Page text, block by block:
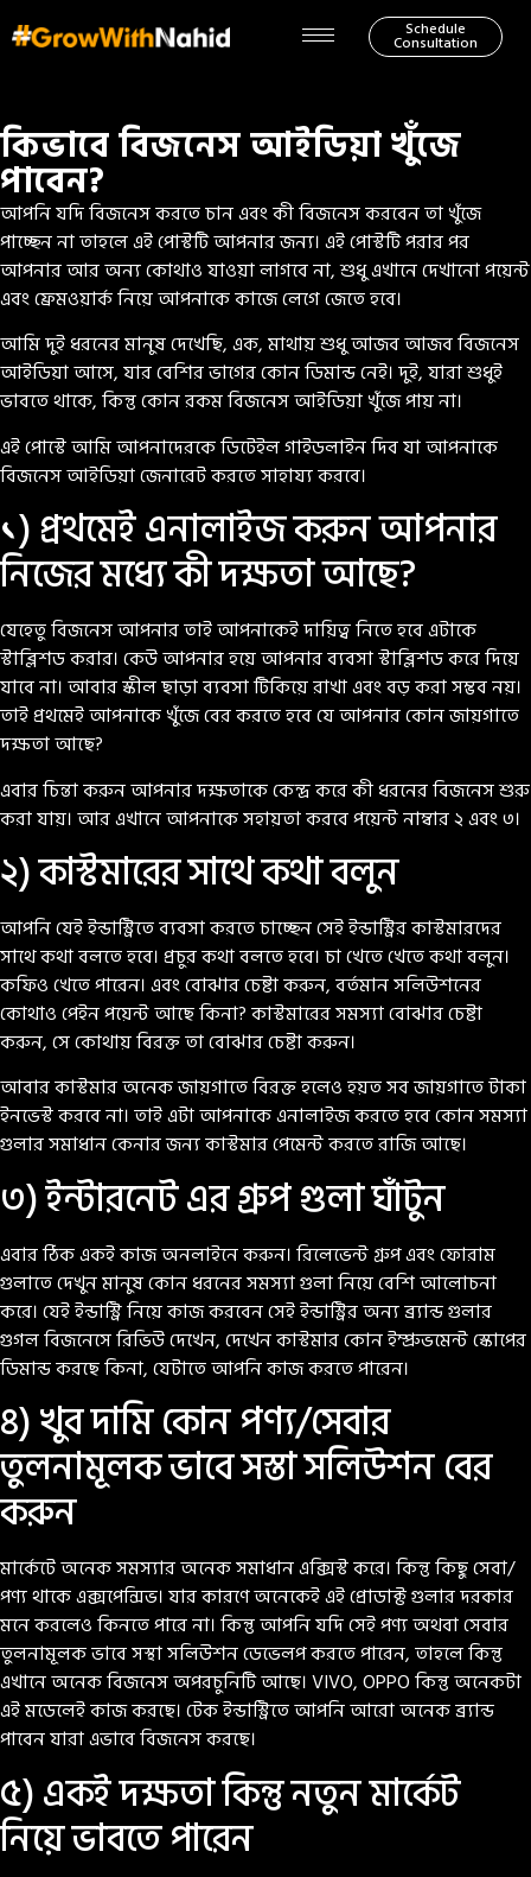
Schedule
Consultation
কিভাবে বিজনেস আইডিয়া খুঁজে
পাবেন?
আপনি যদি বিজনেস করতে চান এবং কী বিজনেস করবেন তা খুঁজে
পাচ্ছেন না তাহলে এই পোস্টটি আপনার জন্য। এই পোস্টটি পরার পর
আপনার আর অন্য কোথাও যাওয়া লাগবে না, শুধু এখানে দেখানো পয়েন্ট
এবং ফ্রেমওয়ার্ক নিয়ে আপনাকে কাজে লেগে জেতে হবে।
আমি দুই ধরনের মানুষ দেখেছি, এক, মাথায় শুধু আজব আজব বিজনেস
আইডিয়া আসে, যার বেশির ভাগের কোন ডিমান্ড নেই। দুই, যারা শুধুই
ভাবতে থাকে, কিন্তু কোন রকম বিজনেস আইডিয়া খুঁজে পায় না।
এই পোস্টে আমি আপনাদেরকে ডিটেইল গাইডলাইন দিব যা আপনাকে
বিজনেস আইডিয়া জেনারেট করতে সাহায্য করবে।
১) প্রথমেই এনালাইজ করুন আপনার
নিজের মধ্যে কী দক্ষতা আছে?
যেহেতু বিজনেস আপনার তাই আপনাকেই দায়িত্ব নিতে হবে এটাকে
স্টাব্লিশড করার। কেউ আপনার হয়ে আপনার ব্যবসা স্টাব্লিশড করে দিয়ে
যাবে না। আবার স্কীল ছাড়া ব্যবসা টিকিয়ে রাখা এবং বড় করা সম্ভব নয়।
তাই প্রথমেই আপনাকে খুঁজে বের করতে হবে যে আপনার কোন জায়গাতে
দক্ষতা আছে?
এবার চিন্তা করুন আপনার দক্ষতাকে কেন্দ্র করে কী ধরনের বিজনেস শুরু
করা যায়। আর এখানে আপনাকে সহায়তা করবে পয়েন্ট নাম্বার ২ এবং ৩।
২) কাস্টমারের সাথে কথা বলুন
আপনি যেই ইন্ডাস্ট্রিতে ব্যবসা করতে চাচ্ছেন সেই ইন্ডাস্ট্রির কাস্টমারদের
সাথে কথা বলতে হবে। প্রচুর কথা বলতে হবে। চা খেতে খেতে কথা বলুন।
কফিও খেতে পারেন। এবং বোঝার চেষ্টা করুন, বর্তমান সলিউশনের
কোথাও পেইন পয়েন্ট আছে কিনা? কাস্টমারের সমস্যা বোঝার চেষ্টা
করুন, সে কোথায় বিরক্ত তা বোঝার চেষ্টা করুন।
আবার কাস্টমার অনেক জায়গাতে বিরক্ত হলেও হয়ত সব জায়গাতে টাকা
ইনভেস্ট করবে না। তাই এটা আপনাকে এনালাইজ করতে হবে কোন সমস্যা
গুলার সমাধান কেনার জন্য কাস্টমার পেমেন্ট করতে রাজি আছে।
৩) ইন্টারনেট এর গ্রুপ গুলা ঘাঁটুন
এবার ঠিক একই কাজ অনলাইনে করুন। রিলেভেন্ট গ্রুপ এবং ফোরাম
গুলাতে দেখুন মানুষ কোন ধরনের সমস্যা গুলা নিয়ে বেশি আলোচনা
করে। যেই ইন্ডাস্ট্রি নিয়ে কাজ করবেন সেই ইন্ডাস্ট্রির অন্য ব্র্যান্ড গুলার
গুগল বিজনেসে রিভিউ দেখেন, দেখেন কাস্টমার কোন ইম্প্রুভমেন্ট স্কোপের
ডিমান্ড করছে কিনা, যেটাতে আপনি কাজ করতে পারেন।
৪) খুব দামি কোন পণ্য/সেবার
তুলনামূলক ভাবে সস্তা সলিউশন বের
করুন
মার্কেটে অনেক সমস্যার অনেক সমাধান এক্সিস্ট করে। কিন্তু কিছু সেবা/
পণ্য থাকে এক্সপেন্সিভ। যার কারণে অনেকেই এই প্রোডাক্ট গুলার দরকার
মনে করলেও কিনতে পারে না। কিন্তু আপনি যদি সেই পণ্য অথবা সেবার
তুলনামূলক ভাবে সস্থা সলিউশন ডেভেলপ করতে পারেন, তাহলে কিন্তু
এখানে অনেক বিজনেস অপরচুনিটি আছে। VIVO, OPPO কিন্তু অনেকটা
এই মডেলেই কাজ করছে। টেক ইন্ডাস্ট্রিতে আপনি আরো অনেক ব্র্যান্ড
পাবেন যারা এভাবে বিজনেস করছে।
৫) একই দক্ষতা কিন্তু নতুন মার্কেট
নিয়ে ভাবতে পারেন